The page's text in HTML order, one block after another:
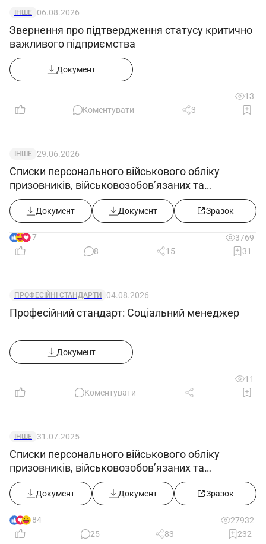
ІНШЕ 06.08.2026
Звернення про підтвердження статусу критично
важливого підприємства
Документ
13
Коментувати
3
ІНШЕ 29.06.2026
Списки персонального військового обліку
призовників, військовозобов’язаних та
резервістів ((додаток 5) в редакції постанови
КМУ від 10.06.2026 №812)
Документ Документ Зразок
17
3769
8
15 31
ПРОФЕСІЙНІ СТАНДАРТИ 04.08.2026
Професійний стандарт: Соціальний менеджер
Документ
11
Коментувати
ІНШЕ 31.07.2025
Списки персонального військового обліку
призовників, військовозобов’язаних та
резервістів ((додаток 5) в редакції постанови
КМУ від 30.07.2025 №916))
Документ Документ Зразок
184
27932
25
83 232